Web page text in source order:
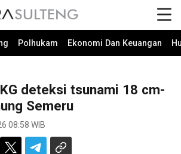
Polhukam Ekonomi Dan Keuangan
deteksi tsunami 18 cm-
Semeru
08:58 WIB